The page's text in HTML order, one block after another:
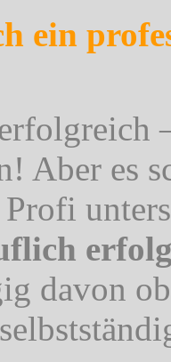
ein
Aber es
davon